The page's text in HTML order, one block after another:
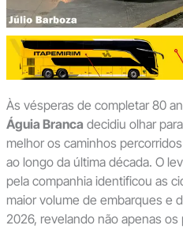
Às vésperas de completar 80
Águia Branca decidiu olhar
melhor os caminhos
ao longo da última década. O
pela companhia identificou as
maior volume de embarques e
2026, revelando não apenas